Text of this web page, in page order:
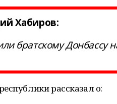
Хабиров:
братскому Донбассу
рассказал о: